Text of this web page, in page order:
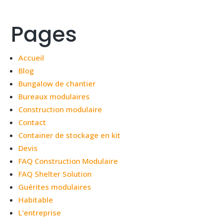
Pages
Accueil
Blog
Bungalow de chantier
Bureaux modulaires
Construction modulaire
Contact
Container de stockage en kit
Devis
FAQ Construction Modulaire
FAQ Shelter Solution
Guérites modulaires
Habitable
L’entreprise